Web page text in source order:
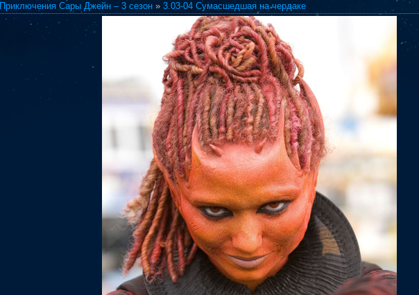
Приключения Сары Джейн – 3 сезон » 3.03-04 Сумасшедшая на чердаке